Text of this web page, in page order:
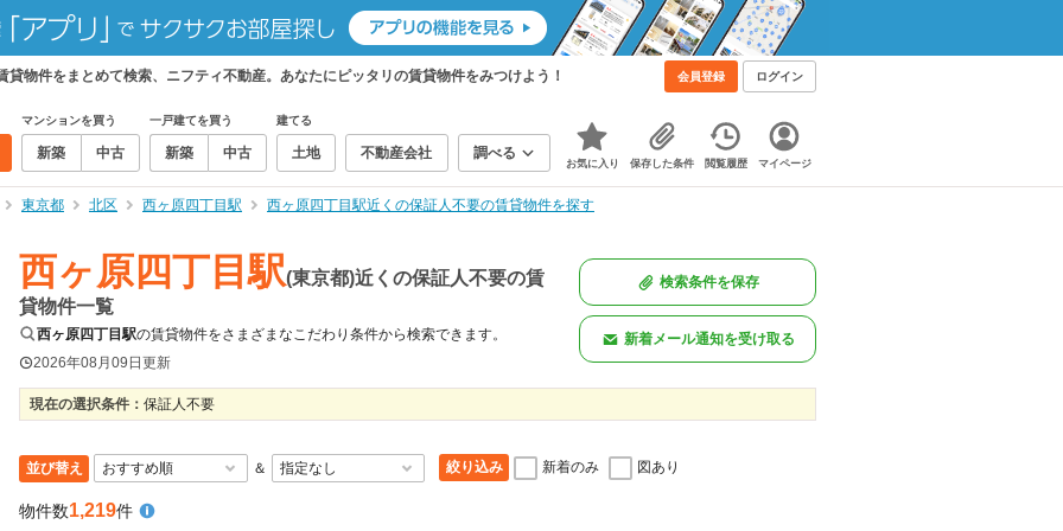
物件をまとめて検索、ニフティ不動産。あなたにピッタリの賃貸物件をみつけよう！ 会員登録 ログイン
マンションを買う
新築 中古
一戸建てを買う
新築 中古
建てる
土地 不動産会社 調べる
お気に入り 保存した条件 閲覧履歴 マイページ
東京都 北区 西ヶ原四丁目駅 西ヶ原四丁目駅近くの保証人不要の賃貸物件を探す
西ヶ原四丁目駅(東京都)近くの保証人不要の賃
貸物件一覧
西ヶ原四丁目駅の賃貸物件をさまざまなこだわり条件から検索できます。
2026年08月09日更新
検索条件を保存
新着メール通知を受け取る
現在の選択条件： 保証人不要
並び替え ＆ 絞り込み 新着のみ 図あり
物件数1,219件